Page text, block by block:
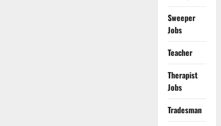
Sweeper
Jobs
Teacher
Therapist
Jobs
Tradesman